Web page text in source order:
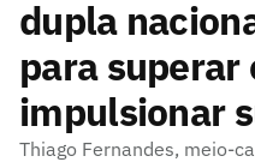
dupla
para superar
impulsionar
Thiago Fernandes, meio-